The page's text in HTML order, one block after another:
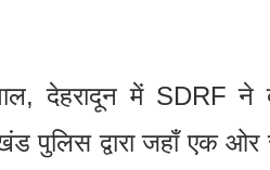
देहरादून में SDRF ने
पुलिस द्वारा जहाँ एक